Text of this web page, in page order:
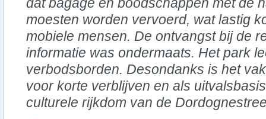
moesten worden vervoerd, wat lastig
mobiele mensen. De ontvangst bij de
informatie was ondermaats. Het park
verbodsborden. Desondanks is het
voor korte verblijven en als
culturele rijkdom van de